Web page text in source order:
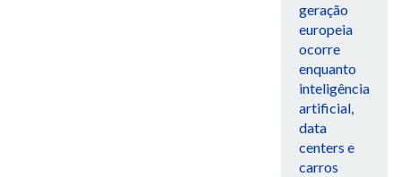
geração
europeia
ocorre
enquanto
inteligência
artificial,
data
centers e
carros